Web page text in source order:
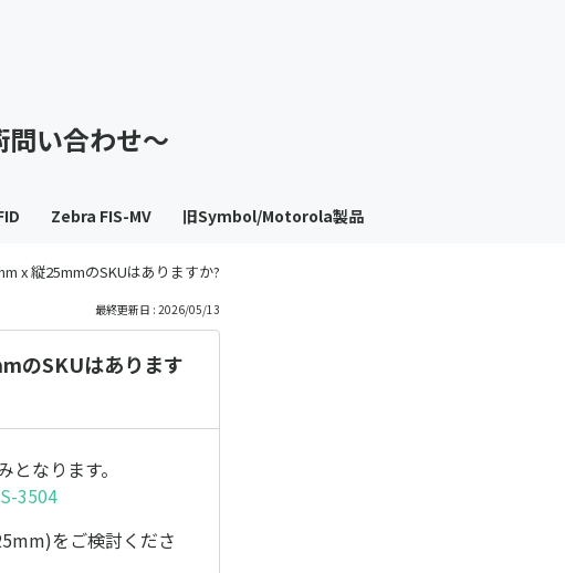
い合わせ～
Zebra FIS-MV 旧Symbol/Motorola製品
x 縦25mmのSKUはありますか?
最終更新日 : 2026/05/13
のSKUはあります
なります。
3504
をご検討くださ